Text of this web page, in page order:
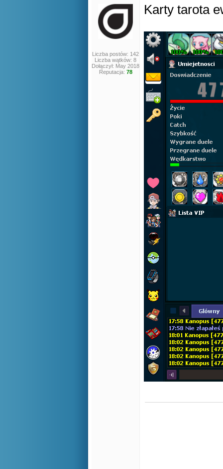
Liczba postów: 142
Liczba wątków: 8
Dołączył: May 2018
Reputacja: 78
Karty tarota